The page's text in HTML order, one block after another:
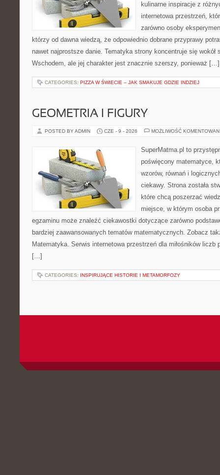
kulinarne inspiracje z
internetowa przestrzeń,
zarówno osoby
którzy od dawna wiedzą, że odpowiednio dobrane przyprawy
nawet najprostsze danie. Tematyka strony koncentruje się wokół
Wschodem, ale jej charakter jest znacznie szerszy, ponieważ […]
CATEGORIES: PIZZA W ŚWIECIE – JAK SMAKUJE GDZIE INDZIEJ
GEOMETRIA I FIGURY
POSTED BY ADMIN CZE - 9 - 2026 MOŻLIWOŚĆ
SuperMatma.pl to
poświęcony matematyce,
wzorów, równań i
ciekawy. Strona została
które chcą poszerzać
miejsce, w którym osoba
egzaminu może znaleźć ciekawostki dotyczące zarówno
bardziej zaawansowanych tematów matematycznych. Zobacz
Matematyka. Serwis internetowa przestrzeń dla miłośników liczb
[…]
CATEGORIES: INSPIRUJĄCE HISTORIE I METAMORFOZY